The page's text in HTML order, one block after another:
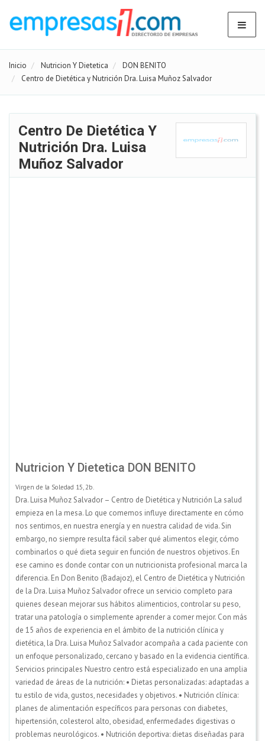
Inicio Nutricion Y Dietetica
DON BENITO
Centro de Dietética y Nutrición Dra. Luisa Muñoz Salvador
Centro De Dietética Y
Nutrición Dra. Luisa
Muñoz Salvador
Nutricion Y Dietetica DON BENITO
Virgen de la Soledad 15, 2b.
Dra. Luisa Muñoz Salvador – Centro de Dietética y Nutrición La salud
empieza en la mesa. Lo que comemos influye directamente en cómo
nos sentimos, en nuestra energía y en nuestra calidad de vida. Sin
embargo, no siempre resulta fácil saber qué alimentos elegir, cómo
combinarlos o qué dieta seguir en función de nuestros objetivos. En
ese camino es donde contar con un nutricionista profesional marca la
diferencia. En Don Benito (Badajoz), el Centro de Dietética y Nutrición
de la Dra. Luisa Muñoz Salvador ofrece un servicio completo para
quienes desean mejorar sus hábitos alimenticios, controlar su peso,
tratar una patología o simplemente aprender a comer mejor. Con más
de 15 años de experiencia en el ámbito de la nutrición clínica y
dietética, la Dra. Luisa Muñoz Salvador acompaña a cada paciente con
un enfoque personalizado, cercano y basado en la evidencia científica.
Servicios principales Nuestro centro está especializado en una amplia
variedad de áreas de la nutrición: • Dietas personalizadas: adaptadas a
tu estilo de vida, gustos, necesidades y objetivos. • Nutrición clínica:
planes de alimentación específicos para personas con diabetes,
hipertensión, colesterol alto, obesidad, enfermedades digestivas o
problemas neurológicos. • Nutrición deportiva: dietas diseñadas para